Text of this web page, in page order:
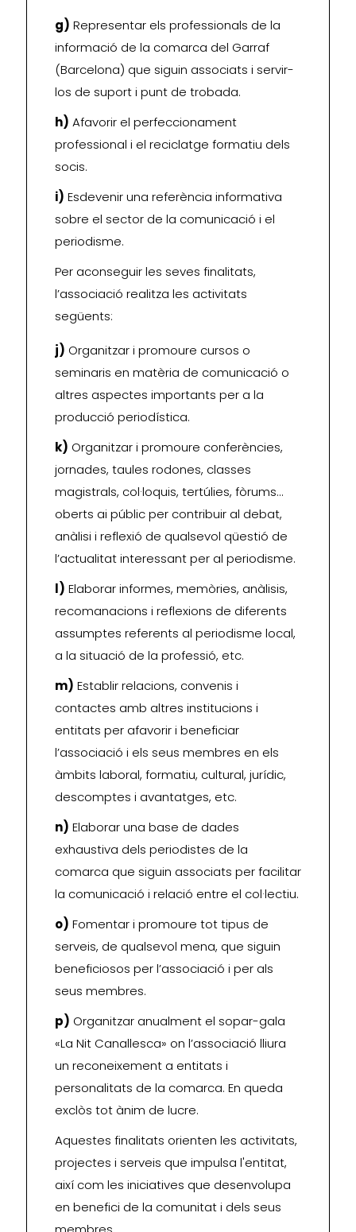
g) Representar els professionals de la
informació de la comarca del Garraf
(Barcelona) que siguin associats i servir-
los de suport i punt de trobada.
h) Afavorir el perfeccionament
professional i el reciclatge formatiu dels
socis.
i) Esdevenir una referència informativa
sobre el sector de la comunicació i el
periodisme.
Per aconseguir les seves finalitats,
l’associació realitza les activitats
següents:
j) Organitzar i promoure cursos o
seminaris en matèria de comunicació o
altres aspectes importants per a la
producció periodística.
k) Organitzar i promoure conferències,
jornades, taules rodones, classes
magistrals, col·loquis, tertúlies, fòrums…
oberts ai públic per contribuir al debat,
anàlisi i reflexió de qualsevol qüestió de
l’actualitat interessant per al periodisme.
l) Elaborar informes, memòries, anàlisis,
recomanacions i reflexions de diferents
assumptes referents al periodisme local,
a la situació de la professió, etc.
m) Establir relacions, convenis i
contactes amb altres institucions i
entitats per afavorir i beneficiar
l’associació i els seus membres en els
àmbits laboral, formatiu, cultural, jurídic,
descomptes i avantatges, etc.
n) Elaborar una base de dades
exhaustiva dels periodistes de la
comarca que siguin associats per facilitar
la comunicació i relació entre el col·lectiu.
o) Fomentar i promoure tot tipus de
serveis, de qualsevol mena, que siguin
beneficiosos per l’associació i per als
seus membres.
p) Organitzar anualment el sopar-gala
«La Nit Canallesca» on l’associació lliura
un reconeixement a entitats i
personalitats de la comarca. En queda
exclòs tot ànim de lucre.
Aquestes finalitats orienten les activitats,
projectes i serveis que impulsa l'entitat,
així com les iniciatives que desenvolupa
en benefici de la comunitat i dels seus